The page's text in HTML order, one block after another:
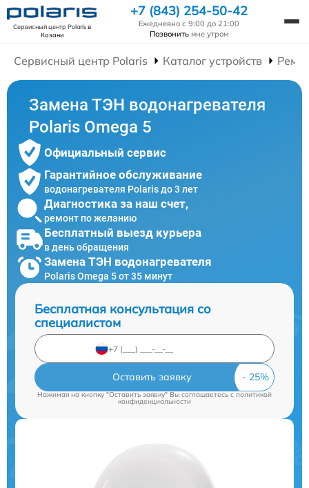
Сервисный центр Polarisв
Казани
+7 (843) 254-50-42
Ежедневно с 9:00 до 21:00
Позвонить мне утром
Сервисный центр Polaris Каталог устройств
Замена ТЭН водонагревателя
Polaris Omega 5
Официальный сервис
Гарантийное обслуживание
водонагревателя Polaris до 3 лет
Диагностика за наш счет,
ремонт по желанию
Бесплатный выезд курьера
в день обращения
Замена ТЭН водонагревателя
Polaris Omega 5 от 35 минут
Бесплатная консультация со
специалистом
Оставить заявку
Нажимая на кнопку "Оставить заявку" Вы соглашаетесь cполитикой
конфиденциальности